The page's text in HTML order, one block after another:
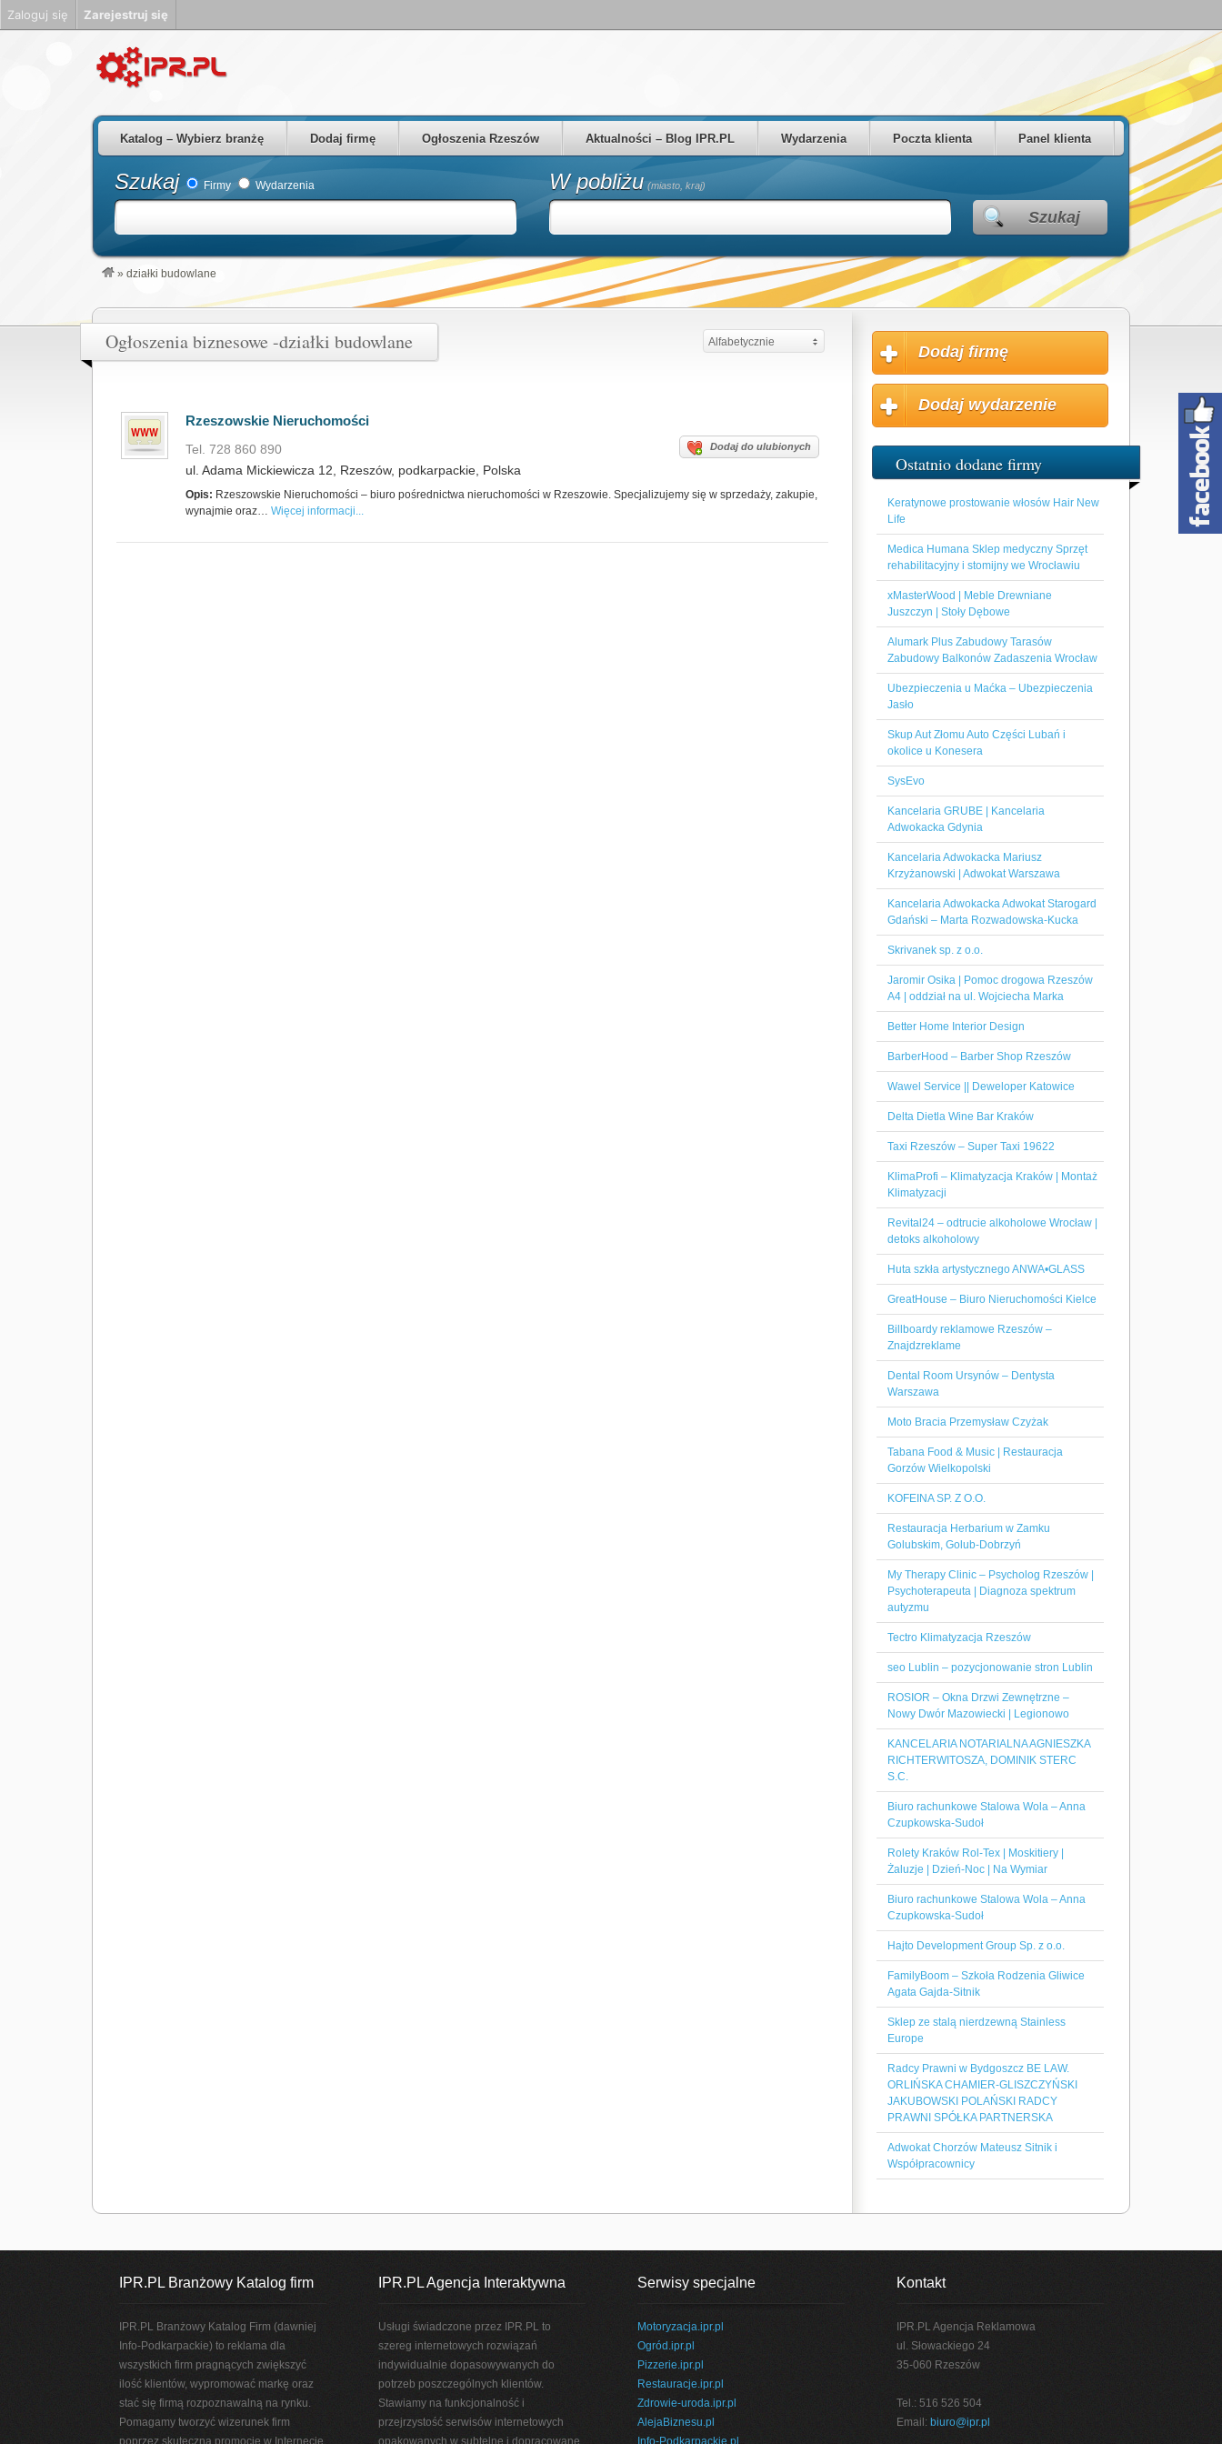
Katalog – Wybierz branżę Dodaj firmę Ogłoszenia Rzeszów Aktualności – Blog IPR.PL Wydarzenia Poczta klienta Panel klienta
Szukaj Firmy Wydarzenia W pobliżu (miasto, kraj)
Szukaj
» działki budowlane
Ogłoszenia biznesowe -działki budowlane Alfabetycznie
Rzeszowskie Nieruchomości
Dodaj do ulubionych
Tel. 728 860 890
ul. Adama Mickiewicza 12, Rzeszów, podkarpackie, Polska
Opis: Rzeszowskie Nieruchomości – biuro pośrednictwa nieruchomości w Rzeszowie. Specjalizujemy się w sprzedaży, zakupie,
wynajmie oraz… Więcej informacji...
Dodaj firmę
Dodaj wydarzenie
Ostatnio dodane firmy
Keratynowe prostowanie włosów Hair New
Life
Medica Humana Sklep medyczny Sprzęt
rehabilitacyjny i stomijny we Wrocławiu
xMasterWood | Meble Drewniane
Juszczyn | Stoły Dębowe
Alumark Plus Zabudowy Tarasów
Zabudowy Balkonów Zadaszenia Wrocław
Ubezpieczenia u Maćka – Ubezpieczenia
Jasło
Skup Aut Złomu Auto Części Lubań i
okolice u Konesera
SysEvo
Kancelaria GRUBE | Kancelaria
Adwokacka Gdynia
Kancelaria Adwokacka Mariusz
Krzyżanowski | Adwokat Warszawa
Kancelaria Adwokacka Adwokat Starogard
Gdański – Marta Rozwadowska-Kucka
Skrivanek sp. z o.o.
Jaromir Osika | Pomoc drogowa Rzeszów
A4 | oddział na ul. Wojciecha Marka
Better Home Interior Design
BarberHood – Barber Shop Rzeszów
Wawel Service || Deweloper Katowice
Delta Dietla Wine Bar Kraków
Taxi Rzeszów – Super Taxi 19622
KlimaProfi – Klimatyzacja Kraków | Montaż
Klimatyzacji
Revital24 – odtrucie alkoholowe Wrocław |
detoks alkoholowy
Huta szkła artystycznego ANWA•GLASS
GreatHouse – Biuro Nieruchomości Kielce
Billboardy reklamowe Rzeszów –
Znajdzreklame
Dental Room Ursynów – Dentysta
Warszawa
Moto Bracia Przemysław Czyżak
Tabana Food & Music | Restauracja
Gorzów Wielkopolski
KOFEINA SP. Z O.O.
Restauracja Herbarium w Zamku
Golubskim, Golub-Dobrzyń
My Therapy Clinic – Psycholog Rzeszów |
Psychoterapeuta | Diagnoza spektrum
autyzmu
Tectro Klimatyzacja Rzeszów
seo Lublin – pozycjonowanie stron Lublin
ROSIOR – Okna Drzwi Zewnętrzne –
Nowy Dwór Mazowiecki | Legionowo
KANCELARIA NOTARIALNA AGNIESZKA
RICHTERWITOSZA, DOMINIK STERC
S.C.
Biuro rachunkowe Stalowa Wola – Anna
Czupkowska-Sudoł
Rolety Kraków Rol-Tex | Moskitiery |
Żaluzje | Dzień-Noc | Na Wymiar
Biuro rachunkowe Stalowa Wola – Anna
Czupkowska-Sudoł
Hajto Development Group Sp. z o.o.
FamilyBoom – Szkoła Rodzenia Gliwice
Agata Gajda-Sitnik
Sklep ze stalą nierdzewną Stainless
Europe
Radcy Prawni w Bydgoszcz BE LAW.
ORLIŃSKA CHAMIER-GLISZCZYŃSKI
JAKUBOWSKI POLAŃSKI RADCY
PRAWNI SPÓŁKA PARTNERSKA
Adwokat Chorzów Mateusz Sitnik i
Współpracownicy
IPR.PL Branżowy Katalog firm
IPR.PL Branżowy Katalog Firm (dawniej
Info-Podkarpackie) to reklama dla
wszystkich firm pragnących zwiększyć
ilość klientów, wypromować markę oraz
stać się firmą rozpoznawalną na rynku.
Pomagamy tworzyć wizerunek firm
poprzez skuteczną promocję w Internecie.
IPR.PL Agencja Interaktywna
Usługi świadczone przez IPR.PL to
szereg internetowych rozwiązań
indywidualnie dopasowywanych do
potrzeb poszczególnych klientów.
Stawiamy na funkcjonalność i
przejrzystość serwisów internetowych
opakowanych w subtelne i dopracowane
Serwisy specjalne
Motoryzacja.ipr.pl
Ogród.ipr.pl
Pizzerie.ipr.pl
Restauracje.ipr.pl
Zdrowie-uroda.ipr.pl
AlejaBiznesu.pl
Info-Podkarpackie.pl
Kontakt
IPR.PL Agencja Reklamowa
ul. Słowackiego 24
35-060 Rzeszów
Tel.: 516 526 504
Email: biuro@ipr.pl
Zaloguj się Zarejestruj się